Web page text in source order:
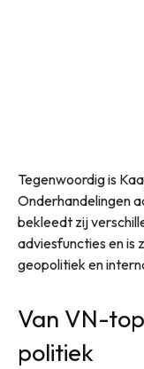
Tegenwoordig is
Onderhandelingen
bekleedt zij
adviesfuncties en is
geopolitiek en
Van VN-
politiek